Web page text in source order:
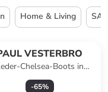
Home & Living
VESTERBRO
Chelsea-Boots in
Dunkelblau
-65%